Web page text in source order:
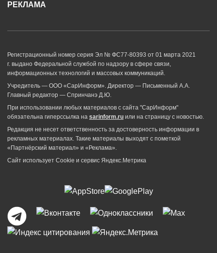
РЕКЛАМА
Регистрационный номер серия Эл № ФС77-80393 от 01 марта 2021
г. выдано Федеральной службой по надзору в сфере связи,
информационных технологий и массовых коммуникаций.
Учредитель — ООО «СарИнформ». Директор — Письменный А.А.
Главный редактор — Спринчанэ Д.Ю.
При использовании любых материалов с сайта "СарИнформ"
обязательна гиперссылка на sarinform.ru или на страницу с новостью.
Редакция не несет ответственность за достоверность информации в
рекламных материалах. Такие материалы выходят с пометкой
«Партнёрский материал» и «Реклама».
Сайт использует Cookie и сервиc Яндекс.Метрика